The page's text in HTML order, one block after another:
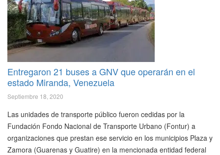
Entregaron 21 buses a GNV que operarán en el
estado Miranda, Venezuela
Septiembre 18, 2020
Las unidades de transporte público fueron cedidas por la
Fundación Fondo Nacional de Transporte Urbano (Fontur) a
organizaciones que prestan ese servicio en los municipios Plaza y
Zamora (Guarenas y Guatire) en la mencionada entidad federal